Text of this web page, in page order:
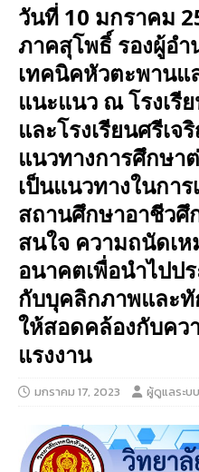
วันที่ 10 มกราคม
ภาคสุโพธิ์ รองผู้อำ
เทคนิคหัวตะพาน
แนะแนว ณ โรงเรี
และโรงเรียนศรีเจ
แนวทางการศึกษา
เป็นแนวทางในกา
สถานศึกษาอาชีวศึ
สนใจ ความถนัดเ
อนาคตเพื่อนำไปป
กับบุคลิกภาพและทั
ให้สอดคล้องกับคว
แรงงาน
มกราคม 17, 2023 ผู้ดูแลระบบ